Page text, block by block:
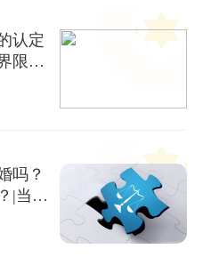
认定
限怎
吗？
|当前